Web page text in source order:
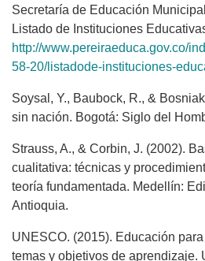
Secretaría de Educación
Listado de Instituciones
http://www.pereiraeduca.gov.co/
58-20/listadode-instituciones-
Soysal, Y., Baubock, R., &
sin nación. Bogotá: Siglo del
Strauss, A., & Corbin, J. (2002).
cualitativa: técnicas y
teoría fundamentada. Medellín:
Antioquia.
UNESCO. (2015). Educación
temas y objetivos de aprendizaje.